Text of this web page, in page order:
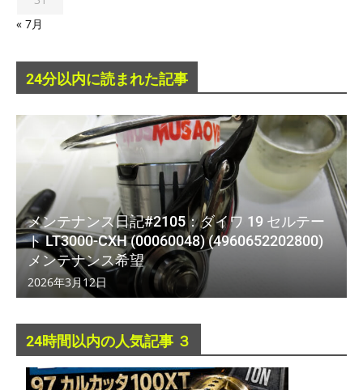
« 7月
24分以内に読まれた記事
メンテナンス日記#2105：ダイワ 19 セルテー
ト LT3000-CXH (00060048) (4960652202800)
メンテナンス希望
2026年3月12日
24時間以内の人気記事 ３